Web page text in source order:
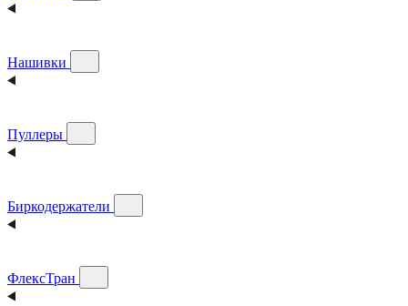
Нашивки
Пуллеры
Биркодержатели
ФлексТран